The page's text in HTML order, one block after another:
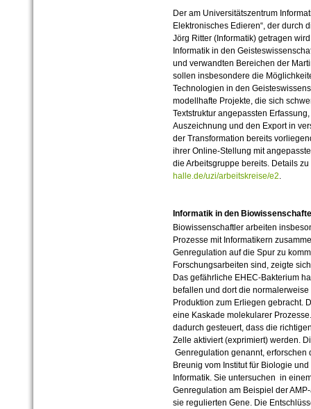
Der am Universitätszentrum
Elektronisches Edieren“, der durch
Jörg Ritter (Informatik) getragen
Informatik in den
und verwandten Bereichen der
sollen insbesondere die
Technologien in den
modellhafte Projekte, die sich
Textstruktur angepassten
Auszeichnung und den Export in
der Transformation bereits
ihrer Online-Stellung mit
die Arbeitsgruppe bereits. Details
halle.de/uzi/arbeitskreise/e2.
Informatik in den
Biowissenschaftler arbeiten
Prozesse mit Informatikern
Genregulation auf die Spur zu
Forschungsarbeiten sind, zeigte
Das gefährliche EHEC-Bakterium
befallen und dort die
Produktion zum Erliegen gebracht.
eine Kaskade molekularer
dadurch gesteuert, dass die
Zelle aktiviert (exprimiert) werden.
Genregulation genannt, erforschen
Breunig vom Institut für Biologie
Informatik. Sie untersuchen in
Genregulation am Beispiel der
sie regulierten Gene. Die